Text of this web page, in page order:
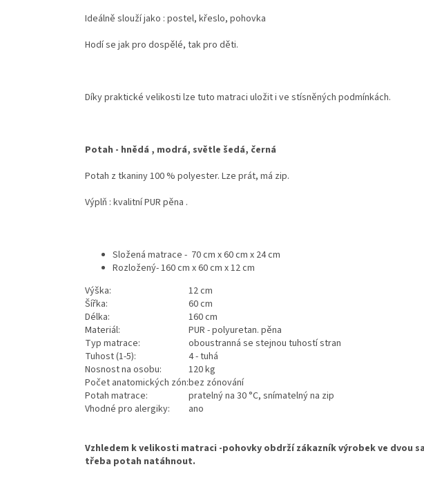
Ideálně slouží jako : postel, křeslo, pohovka
Hodí se jak pro dospělé, tak pro děti.
Díky praktické velikosti lze tuto matraci uložit i ve stísněných podmínkách.
Potah - hnědá , modrá, světle šedá, černá
Potah z tkaniny 100 % polyester. Lze prát, má zip.
Výplň : kvalitní PUR pěna .
Složená matrace - 70 cm x 60 cm x 24 cm
Rozložený- 160 cm x 60 cm x 12 cm
Výška:
12 cm
Šířka:
60 cm
Délka:
160 cm
Materiál:
PUR - polyuretan. pěna
Typ matrace:
oboustranná se stejnou tuhostí stran
Tuhost (1-5):
4 - tuhá
Nosnost na osobu:
120 kg
Počet anatomických zón:bez zónování
Potah matrace:
pratelný na 30 °C, snímatelný na zip
Vhodné pro alergiky:
ano
Vzhledem k velikosti matraci -pohovky obdrží zákazník výrobek ve dvou
třeba potah natáhnout.